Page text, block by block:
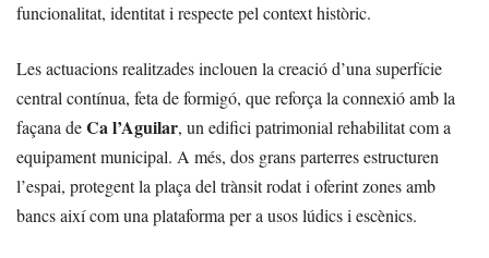
funcionalitat, identitat i respecte pel context històric.
Les actuacions realitzades inclouen la creació d’una superfície
central contínua, feta de formigó, que reforça la connexió amb la
façana deCa l’Aguilar, un edifici patrimonial rehabilitat com a
equipament municipal. A més, dos grans parterres estructuren
l’espai, protegent la plaça del trànsit rodat i oferint zones amb
bancs així com una plataforma per a usos lúdics i escènics.